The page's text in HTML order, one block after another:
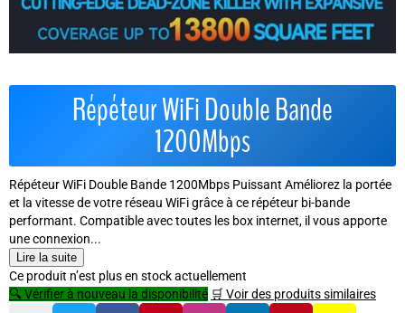
Répéteur WiFi Double Bande
1200Mbps
Répéteur WiFi Double Bande 1200Mbps Puissant Améliorez la portée
et la vitesse de votre réseau WiFi grâce à ce répéteur bi-bande
performant. Compatible avec toutes les box internet, il vous apporte
une connexion...
Lire la suite
Ce produit n’est plus en stock actuellement
🔍 Vérifier à nouveau la disponibilité 🛒 Voir des produits similaires